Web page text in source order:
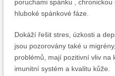
poruchami spánku ,
hluboké spánkové fáze.
Dokáží řešit stres, úzkosti a
jsou pozorovány také u
problémů, mají pozitivní vliv na
imunitní systém a kvalitu kůže.